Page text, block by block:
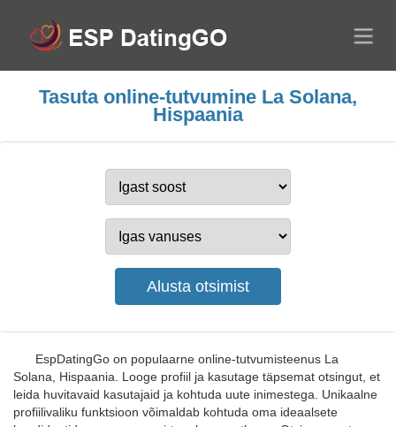
Tasuta online-tutvumine La Solana,
Hispaania
EspDatingGo on populaarne online-tutvumisteenus La
Solana, Hispaania. Looge profiil ja kasutage täpsemat otsingut, et
leida huvitavaid kasutajaid ja kohtuda uute inimestega. Unikaalne
profiilivaliku funktsioon võimaldab kohtuda oma ideaalsete